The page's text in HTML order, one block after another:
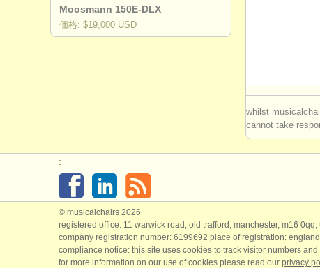
whilst
cannot take
Moosmann 150E-DLX
価格: $19,000 USD
:
© musicalchairs 2026
registered office: 11 warwick road, old trafford, manchester, m16 0qq,
company registration number: ​6199692 place of registration:
compliance notice: ​this site uses cookies to track visitor numbers and
for more information on our use of cookies please read our privacy